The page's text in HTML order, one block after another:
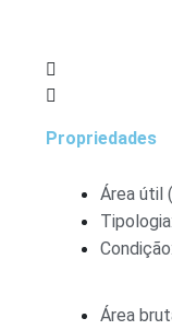
Propriedades
Área útil
Área